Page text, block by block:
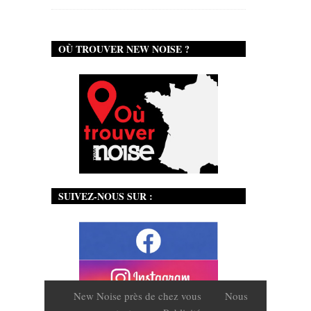
OÙ TROUVER NEW NOISE ?
SUIVEZ-NOUS SUR :
New Noise près de chez vous
Nous